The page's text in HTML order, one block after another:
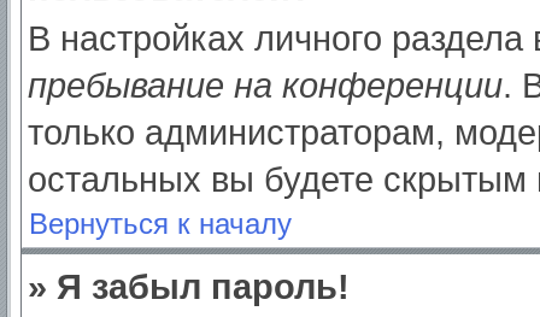
В настройках личного
пребывание на конференции.
только администраторам,
остальных вы будете скрытым
Вернуться к началу
» Я забыл пароль!